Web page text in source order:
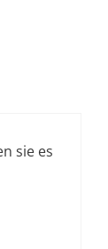
sie es